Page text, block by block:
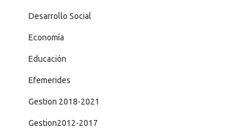
Desarrollo Social
Economía
Educación
Efemerides
Gestion 2018-2021
Gestion2012-2017